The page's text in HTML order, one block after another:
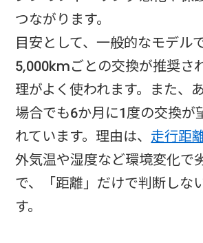
つながります。
目安として、一般的なモデル
5,000kmごとの交換が推奨さ
理がよく使われます。また、
場合でも6か月に1度の交換が
れています。理由は、 走行距
外気温や湿度など環境変化で
で、「距離」だけで判断しな
す。